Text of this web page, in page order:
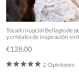
Tocado nupcial Bellagio de
y cristales de inspiración
€128.00
2 Opiniones